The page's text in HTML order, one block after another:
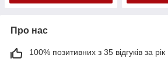
Про нас
100% позитивних з 35 відгуків за рік